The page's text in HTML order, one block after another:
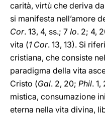
carità, virtù che deriva
si manifesta nell’amore
Cor. 13, 4, ss.; 7 Io. 2; 4,
vita (1 Cor. 13, 13). Si
cristiana, che consiste
paradigma della vita
Cristo (Gal. 2, 20; Phil.
mistica, consumazione
eterna nella vita divina,